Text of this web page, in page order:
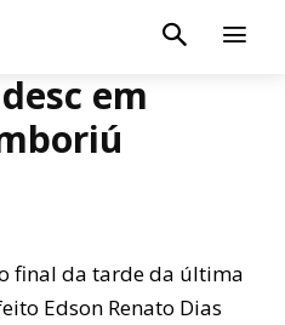
em
final da tarde da última
Edson Renato Dias